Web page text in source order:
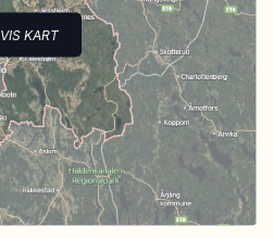
VIS KART